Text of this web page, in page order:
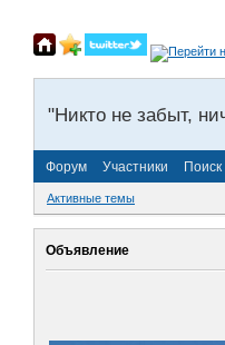
"Никто не забыт,
Форум Участники Поиск
Активные темы
Объявление